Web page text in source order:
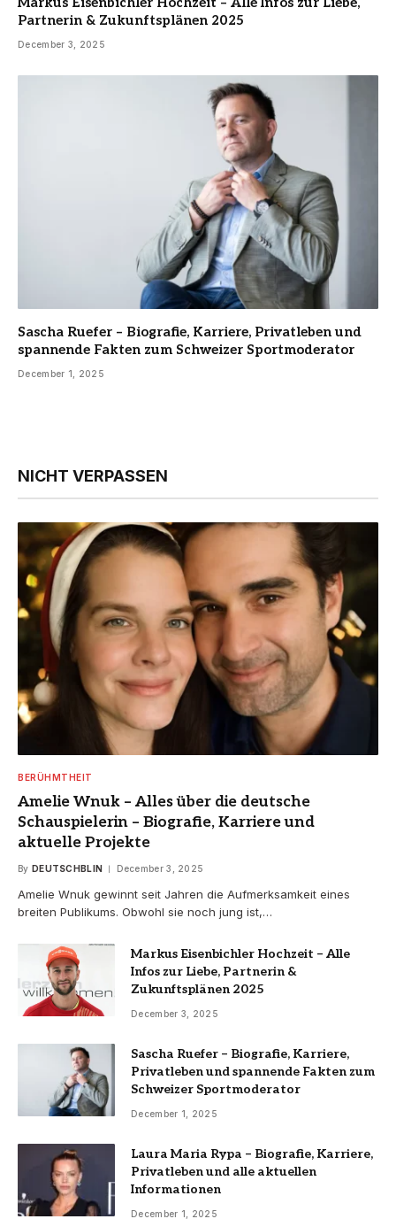
Partnerin & Zukunftsplänen 2025
December 3, 2025
Sascha Ruefer – Biografie, Karriere, Privatleben und
spannende Fakten zum Schweizer Sportmoderator
December 1, 2025
NICHT VERPASSEN
BERÜHMTHEIT
Amelie Wnuk – Alles über die deutsche
Schauspielerin – Biografie, Karriere und
aktuelle Projekte
By DEUTSCHBLIN December 3, 2025
Amelie Wnuk gewinnt seit Jahren die Aufmerksamkeit eines
breiten Publikums. Obwohl sie noch jung ist,…
Markus Eisenbichler Hochzeit – Alle
Infos zur Liebe, Partnerin &
Zukunftsplänen 2025
December 3, 2025
Sascha Ruefer – Biografie, Karriere,
Privatleben und spannende Fakten zum
Schweizer Sportmoderator
December 1, 2025
Laura Maria Rypa – Biografie, Karriere,
Privatleben und alle aktuellen
Informationen
December 1, 2025